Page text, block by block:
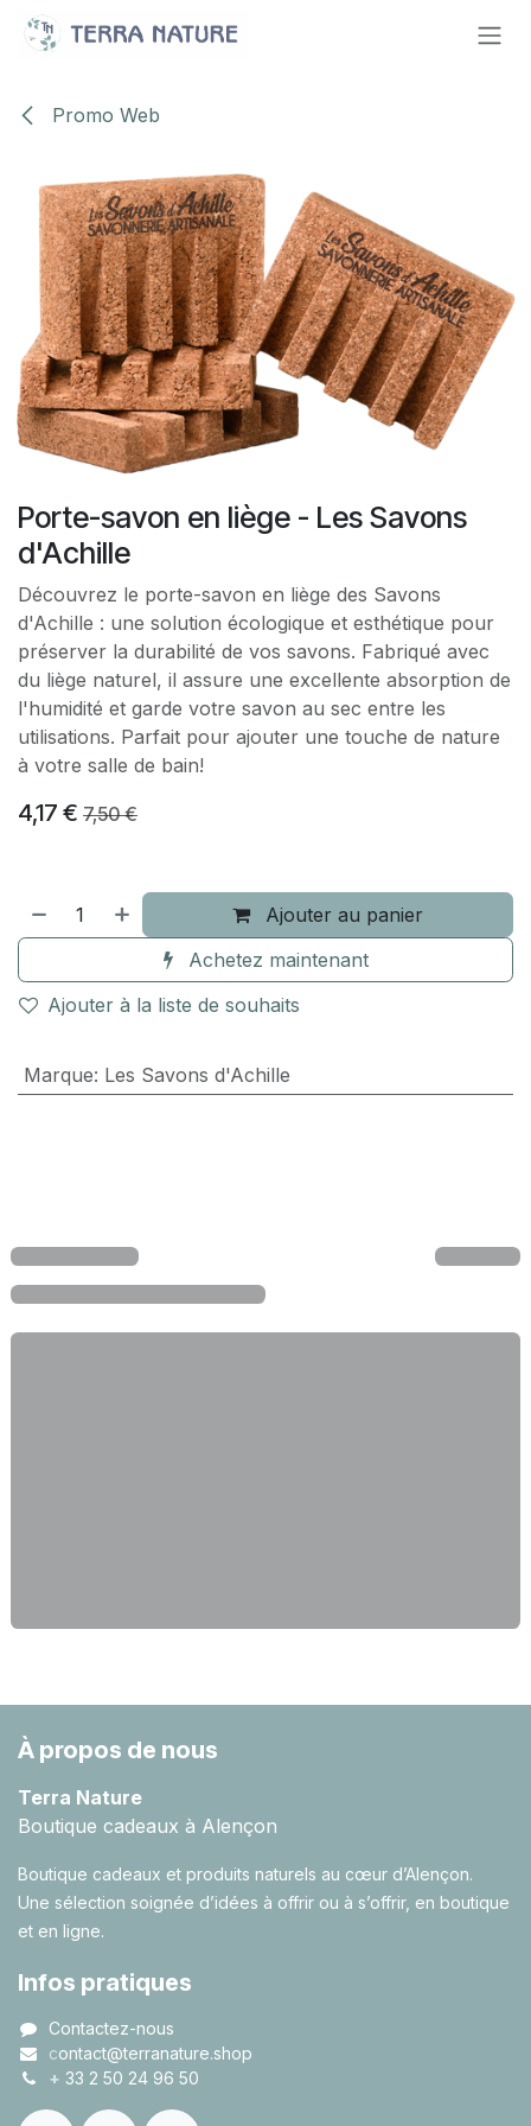
Se rendre au contenu
Promo Web
Porte-savon en liège - Les Savons
d'Achille
Découvrez le porte-savon en liège des Savons
d'Achille : une solution écologique et esthétique pour
préserver la durabilité de vos savons. Fabriqué avec
du liège naturel, il assure une excellente absorption de
l'humidité et garde votre savon au sec entre les
utilisations. Parfait pour ajouter une touche de nature
à votre salle de bain!
4,17 € 7,50€
Ajouter au panier
Achetez maintenant
Ajouter à la liste de souhaits
Marque: Les Savons d'Achille
À propos de nous
Terra Nature
Boutique cadeaux à Alençon
Boutique cadeaux et produits naturels au cœur d’Alençon.
Une sélection soignée d’idées à offrir ou à s’offrir, en boutique
et en ligne.
Infos pratiques
Contactez-nous
contact@terranature.shop
+ 33 2 50 24 96 50